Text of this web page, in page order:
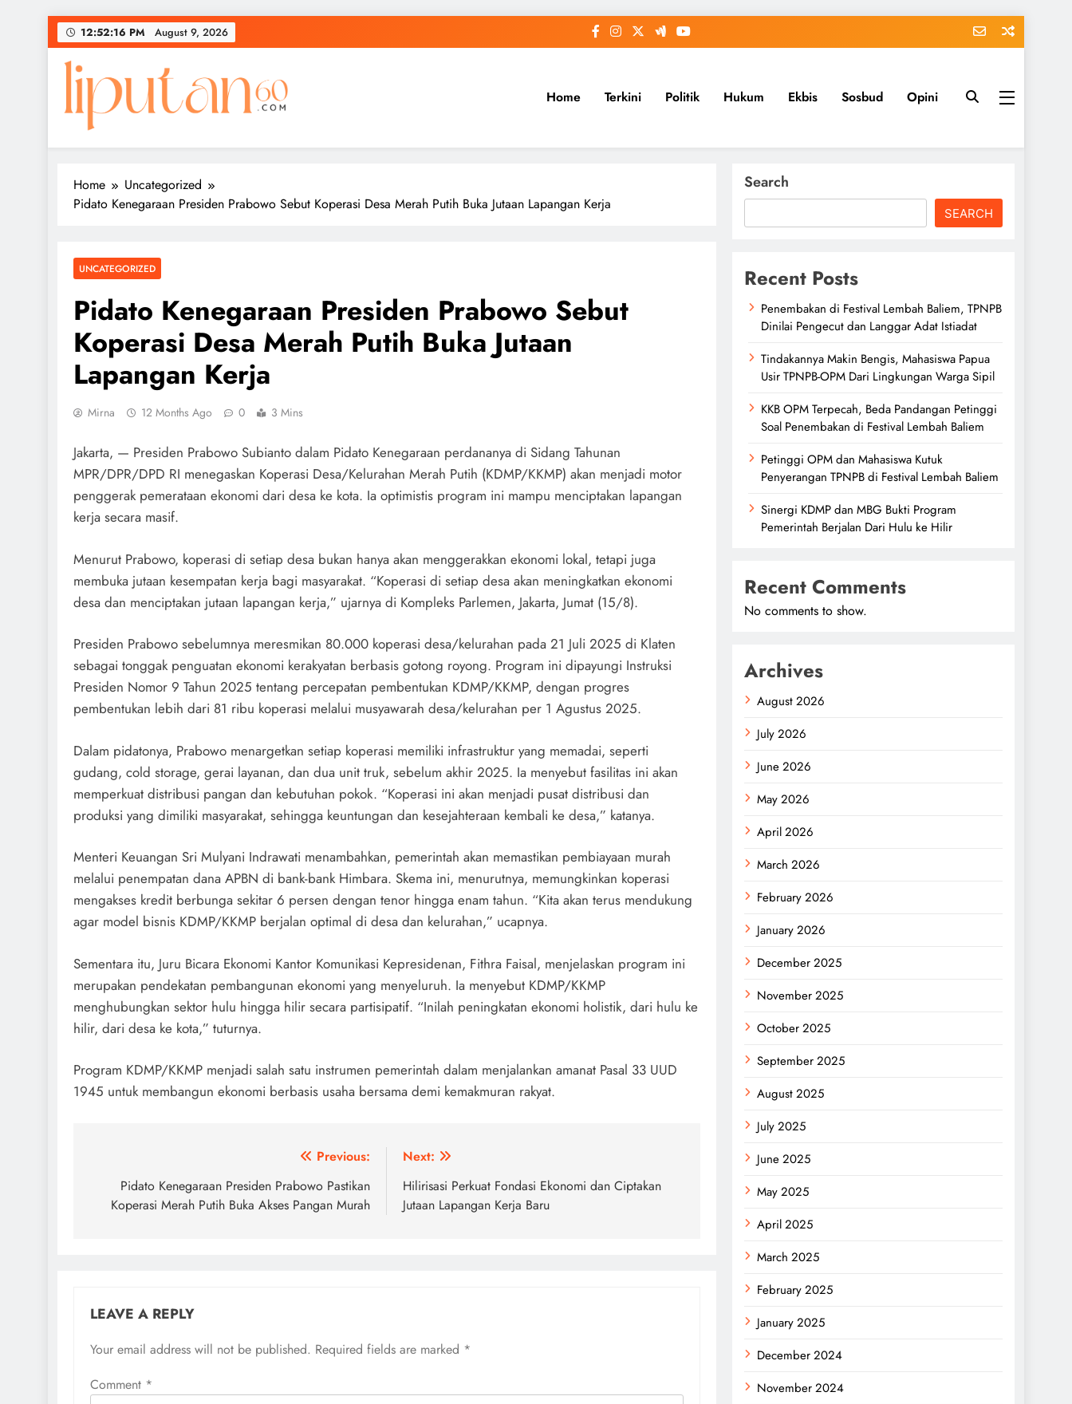
Skip
to
content
12:52:17 PM August 9, 2026
Home Terkini Politik Hukum Ekbis Sosbud Opini
Home
Uncategorized
Pidato Kenegaraan Presiden Prabowo Sebut Koperasi Desa Merah Putih Buka Jutaan Lapangan Kerja
UNCATEGORIZED
Pidato Kenegaraan Presiden Prabowo Sebut
Koperasi Desa Merah Putih Buka Jutaan
Lapangan Kerja
Mirna 12 Months Ago 0 3 Mins
Jakarta, — Presiden Prabowo Subianto dalam Pidato Kenegaraan perdananya di Sidang Tahunan
MPR/DPR/DPD RI menegaskan Koperasi Desa/Kelurahan Merah Putih (KDMP/KKMP) akan menjadi motor
penggerak pemerataan ekonomi dari desa ke kota. Ia optimistis program ini mampu menciptakan lapangan
kerja secara masif.
Menurut Prabowo, koperasi di setiap desa bukan hanya akan menggerakkan ekonomi lokal, tetapi juga
membuka jutaan kesempatan kerja bagi masyarakat. “Koperasi di setiap desa akan meningkatkan ekonomi
desa dan menciptakan jutaan lapangan kerja,” ujarnya di Kompleks Parlemen, Jakarta, Jumat (15/8).
Presiden Prabowo sebelumnya meresmikan 80.000 koperasi desa/kelurahan pada 21 Juli 2025 di Klaten
sebagai tonggak penguatan ekonomi kerakyatan berbasis gotong royong. Program ini dipayungi Instruksi
Presiden Nomor 9 Tahun 2025 tentang percepatan pembentukan KDMP/KKMP, dengan progres
pembentukan lebih dari 81 ribu koperasi melalui musyawarah desa/kelurahan per 1 Agustus 2025.
Dalam pidatonya, Prabowo menargetkan setiap koperasi memiliki infrastruktur yang memadai, seperti
gudang, cold storage, gerai layanan, dan dua unit truk, sebelum akhir 2025. Ia menyebut fasilitas ini akan
memperkuat distribusi pangan dan kebutuhan pokok. “Koperasi ini akan menjadi pusat distribusi dan
produksi yang dimiliki masyarakat, sehingga keuntungan dan kesejahteraan kembali ke desa,” katanya.
Menteri Keuangan Sri Mulyani Indrawati menambahkan, pemerintah akan memastikan pembiayaan murah
melalui penempatan dana APBN di bank-bank Himbara. Skema ini, menurutnya, memungkinkan koperasi
mengakses kredit berbunga sekitar 6 persen dengan tenor hingga enam tahun. “Kita akan terus mendukung
agar model bisnis KDMP/KKMP berjalan optimal di desa dan kelurahan,” ucapnya.
Sementara itu, Juru Bicara Ekonomi Kantor Komunikasi Kepresidenan, Fithra Faisal, menjelaskan program ini
merupakan pendekatan pembangunan ekonomi yang menyeluruh. Ia menyebut KDMP/KKMP
menghubungkan sektor hulu hingga hilir secara partisipatif. “Inilah peningkatan ekonomi holistik, dari hulu ke
hilir, dari desa ke kota,” tuturnya.
Program KDMP/KKMP menjadi salah satu instrumen pemerintah dalam menjalankan amanat Pasal 33 UUD
1945 untuk membangun ekonomi berbasis usaha bersama demi kemakmuran rakyat.
navigation
Previous:
Pidato Kenegaraan Presiden Prabowo Pastikan
Koperasi Merah Putih Buka Akses Pangan Murah
Next:
Hilirisasi Perkuat Fondasi Ekonomi dan Ciptakan
Jutaan Lapangan Kerja Baru
LEAVE A REPLY
Your email address will not be published. Required fields are marked *
Comment *
Search
SEARCH
Recent Posts
Penembakan di Festival Lembah Baliem, TPNPB
Dinilai Pengecut dan Langgar Adat Istiadat
Tindakannya Makin Bengis, Mahasiswa Papua
Usir TPNPB-OPM Dari Lingkungan Warga Sipil
KKB OPM Terpecah, Beda Pandangan Petinggi
Soal Penembakan di Festival Lembah Baliem
Petinggi OPM dan Mahasiswa Kutuk
Penyerangan TPNPB di Festival Lembah Baliem
Sinergi KDMP dan MBG Bukti Program
Pemerintah Berjalan Dari Hulu ke Hilir
Recent Comments
No comments to show.
Archives
August 2026
July 2026
June 2026
May 2026
April 2026
March 2026
February 2026
January 2026
December 2025
November 2025
October 2025
September 2025
August 2025
July 2025
June 2025
May 2025
April 2025
March 2025
February 2025
January 2025
December 2024
November 2024